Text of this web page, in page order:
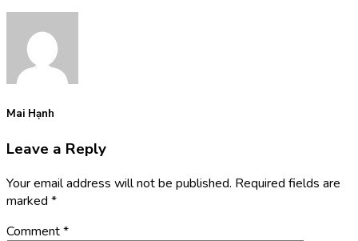
Mai Hạnh
Leave a Reply
Your email address will not be published. Required fields are
marked *
Comment*